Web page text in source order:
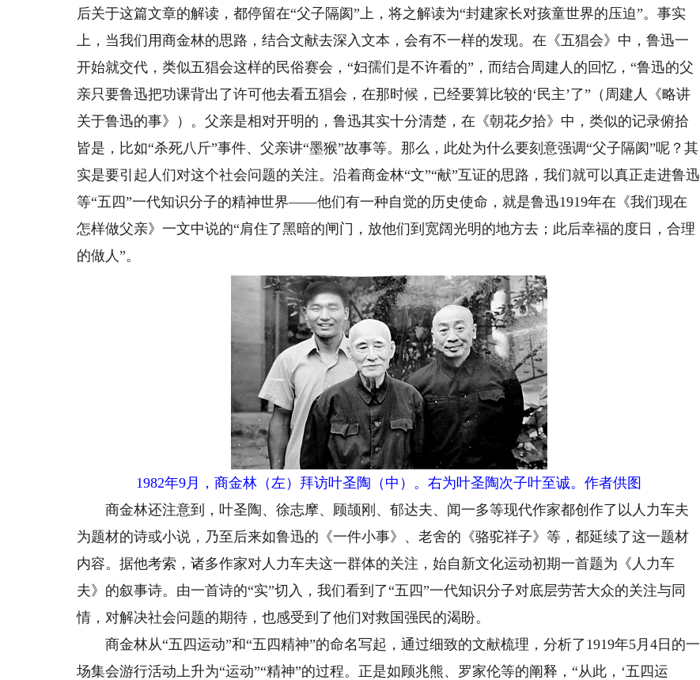
后关于这篇文章的解读，都停留在“父子隔阂”上，将之解读为“封建家长对孩童世界的压迫”。事实
上，当我们用商金林的思路，结合文献去深入文本，会有不一样的发现。在《五猖会》中，鲁迅一
开始就交代，类似五猖会这样的民俗赛会，“妇孺们是不许看的”，而结合周建人的回忆，“鲁迅的父
亲只要鲁迅把功课背出了许可他去看五猖会，在那时候，已经要算比较的‘民主’了”（周建人《略讲
关于鲁迅的事》）。父亲是相对开明的，鲁迅其实十分清楚，在《朝花夕拾》中，类似的记录俯拾
皆是，比如“杀死八斤”事件、父亲讲“墨猴”故事等。那么，此处为什么要刻意强调“父子隔阂”呢？其
实是要引起人们对这个社会问题的关注。沿着商金林“文”“献”互证的思路，我们就可以真正走进鲁迅
等“五四”一代知识分子的精神世界——他们有一种自觉的历史使命，就是鲁迅1919年在《我们现在
怎样做父亲》一文中说的“肩住了黑暗的闸门，放他们到宽阔光明的地方去；此后幸福的度日，合理
的做人”。
1982年9月，商金林（左）拜访叶圣陶（中）。右为叶圣陶次子叶至诚。作者供图
商金林还注意到，叶圣陶、徐志摩、顾颉刚、郁达夫、闻一多等现代作家都创作了以人力车夫
为题材的诗或小说，乃至后来如鲁迅的《一件小事》、老舍的《骆驼祥子》等，都延续了这一题材
内容。据他考索，诸多作家对人力车夫这一群体的关注，始自新文化运动初期一首题为《人力车
夫》的叙事诗。由一首诗的“实”切入，我们看到了“五四”一代知识分子对底层劳苦大众的关注与同
情，对解决社会问题的期待，也感受到了他们对救国强民的渴盼。
商金林从“五四运动”和“五四精神”的命名写起，通过细致的文献梳理，分析了1919年5月4日的一
场集会游行活动上升为“运动”“精神”的过程。正是如顾兆熊、罗家伦等的阐释，“从此，‘五四运